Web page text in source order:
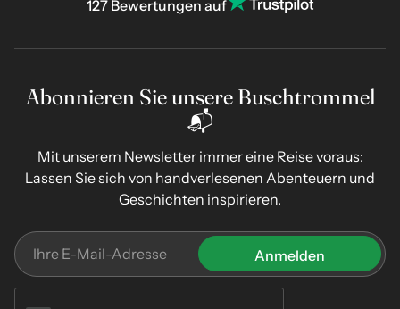
127 Bewertungen auf
Abonnieren Sie unsere Buschtrommel
📬
Mit unserem Newsletter immer eine Reise voraus:
Lassen Sie sich von handverlesenen Abenteuern und
Geschichten inspirieren.